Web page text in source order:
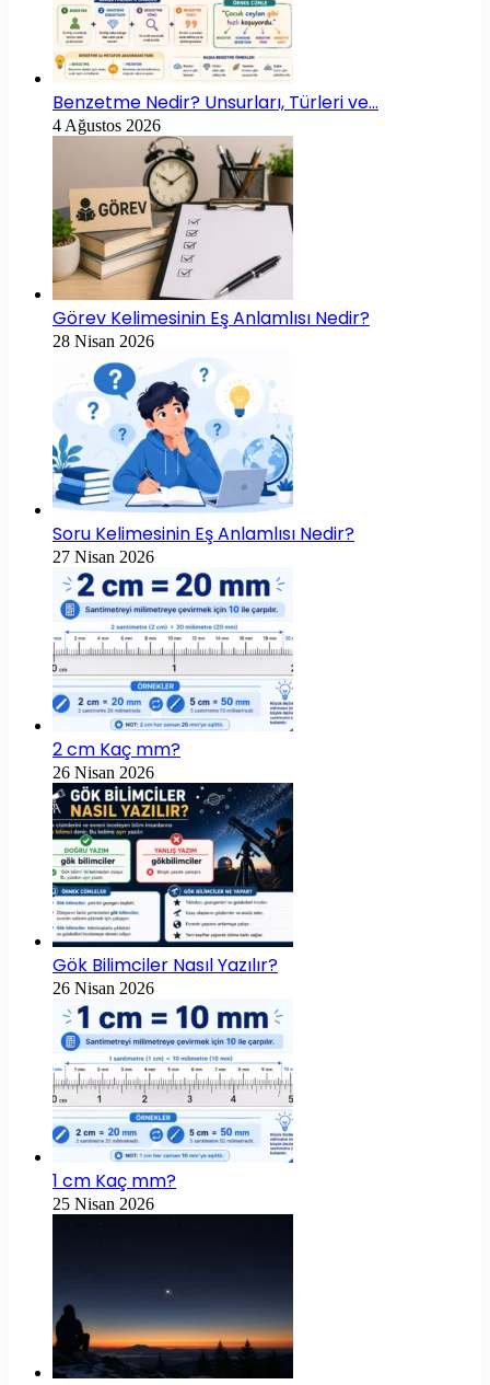
Benzetme Nedir? Unsurları, Türleri ve…
4 Ağustos 2026
Görev Kelimesinin Eş Anlamlısı Nedir?
28 Nisan 2026
Soru Kelimesinin Eş Anlamlısı Nedir?
27 Nisan 2026
2 cm Kaç mm?
26 Nisan 2026
Gök Bilimciler Nasıl Yazılır?
26 Nisan 2026
1 cm Kaç mm?
25 Nisan 2026